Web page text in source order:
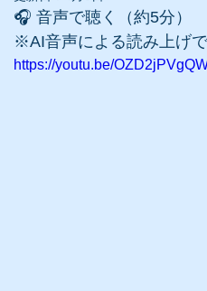
🎧 音声で聴く（約5分）
※AI音声による読み上げ
https://youtu.be/